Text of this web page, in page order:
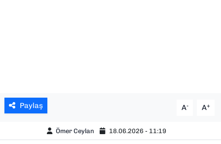
Paylaş A- A+
Ömer Ceylan 18.06.2026 - 11:19